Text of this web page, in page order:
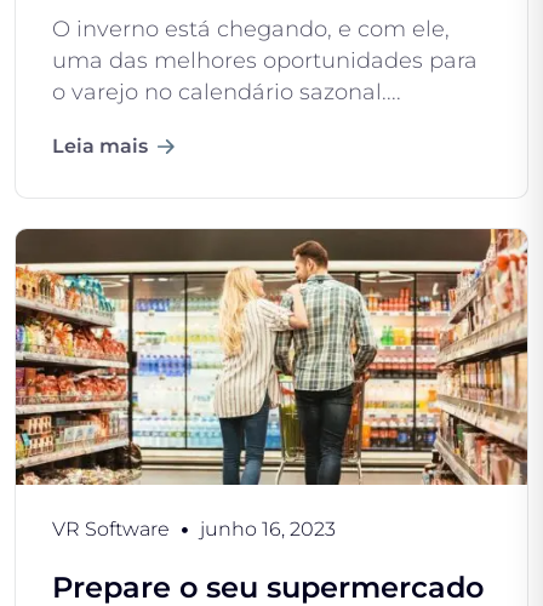
O inverno está chegando, e com ele,
uma das melhores oportunidades para
o varejo no calendário sazonal....
Leia mais
VR Software junho 16, 2023
Prepare o seu supermercado